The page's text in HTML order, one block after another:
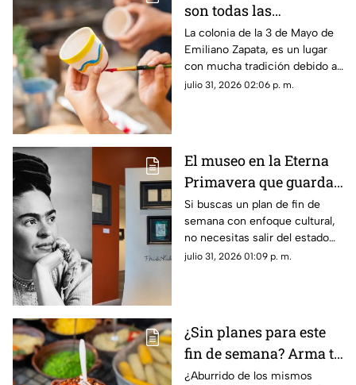
son todas las
actividades que podrás
encontrar durante el
Festival de la Cerámica
2026
La colonia de la 3 de Mayo de
Emiliano Zapata, es un lugar
con mucha tradición debido a
que durante décadas han
julio 31, 2026 02:06 p. m.
El museo en la Eterna
Primavera que guarda
tesoros de Frida Kahlo
y Rufino Tamayo
Si buscas un plan de fin de
semana con enfoque cultural,
no necesitas salir del estado
para encontrarlo.
julio 31, 2026 01:09 p. m.
¿Sin planes para este
fin de semana? Arma tu
viaje a la próxima Feria
¿Aburrido de los mismos